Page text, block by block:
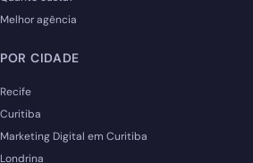
Melhor agência
POR CIDADE
Recife
Curitiba
Marketing Digital em Curitiba
Londrina